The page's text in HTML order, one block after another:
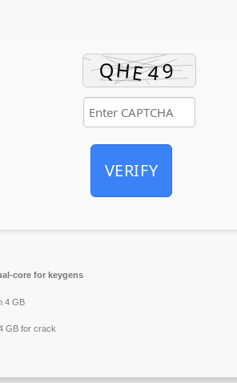
VERIFY
core for keygens
4 GB
GB for crack